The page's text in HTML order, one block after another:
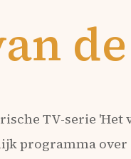
TV-serie
programma